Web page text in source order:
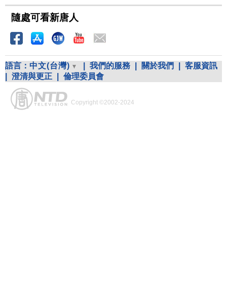
隨處可看新唐人
語言： 中文(台灣) 我們的服務 關於我們
客服資訊
澄清與更正 倫理委員會
Copyright ©2002-2024